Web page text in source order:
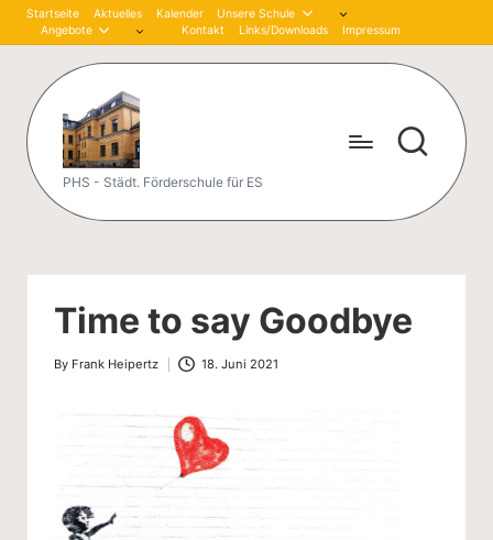
Skip
Startseite Aktuelles Kalender
Unsere Schule
Angebote
Kontakt Links/Downloads Impressum
P
et
er
-
H
är
g
PHS - Städt. Förderschule für ES
Time to say Goodbye
Posted
By Frank Heipertz 18. Juni 2021